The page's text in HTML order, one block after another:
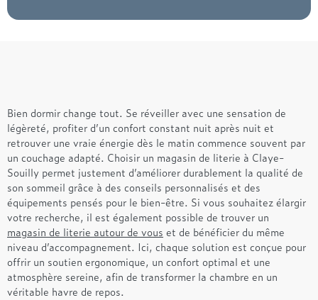
Bien dormir change tout. Se réveiller avec une sensation de
légèreté, profiter d’un confort constant nuit après nuit et
retrouver une vraie énergie dès le matin commence souvent par
un couchage adapté. Choisir un magasin de literie à Claye-
Souilly permet justement d’améliorer durablement la qualité de
son sommeil grâce à des conseils personnalisés et des
équipements pensés pour le bien-être. Si vous souhaitez élargir
votre recherche, il est également possible de trouver un
magasin de literie autour de vous et de bénéficier du même
niveau d’accompagnement. Ici, chaque solution est conçue pour
offrir un soutien ergonomique, un confort optimal et une
atmosphère sereine, afin de transformer la chambre en un
véritable havre de repos.